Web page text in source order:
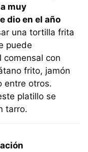
muy
dio en el año
una tortilla frita
puede
comensal con
frito, jamón
entre otros.
platillo se
tarro.